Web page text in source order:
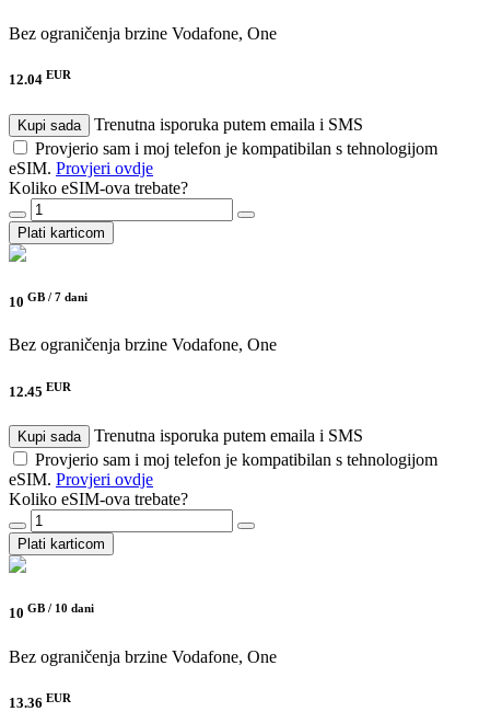
Bez ograničenja brzine Vodafone, One
12.04 EUR
Kupi sada
Trenutna isporuka putem emaila i SMS
Provjerio sam i moj telefon je kompatibilan s tehnologijom
eSIM. Provjeri ovdje
Koliko eSIM-ova trebate?
Plati karticom
10 GB / 7 dani
Bez ograničenja brzine Vodafone, One
12.45 EUR
Kupi sada
Trenutna isporuka putem emaila i SMS
Provjerio sam i moj telefon je kompatibilan s tehnologijom
eSIM. Provjeri ovdje
Koliko eSIM-ova trebate?
Plati karticom
10 GB / 10 dani
Bez ograničenja brzine Vodafone, One
13.36 EUR